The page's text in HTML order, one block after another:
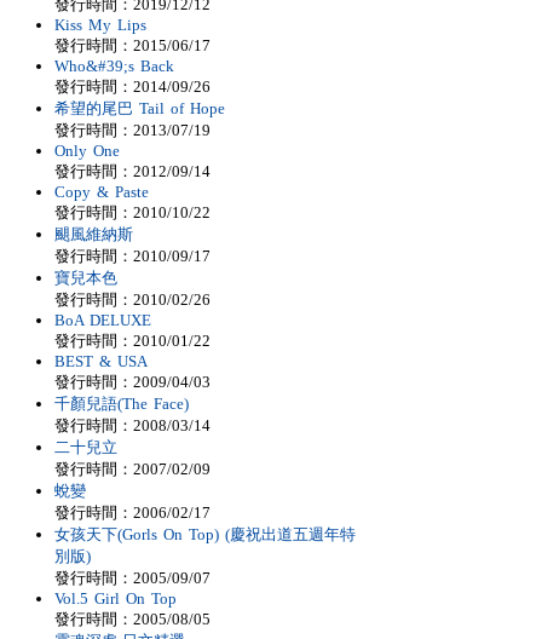
發行時間：2019/12/12
Kiss My Lips
發行時間：2015/06/17
Who&#39;s Back
發行時間：2014/09/26
希望的尾巴 Tail of Hope
發行時間：2013/07/19
Only One
發行時間：2012/09/14
Copy & Paste
發行時間：2010/10/22
颶風維納斯
發行時間：2010/09/17
寶兒本色
發行時間：2010/02/26
BoA DELUXE
發行時間：2010/01/22
BEST & USA
發行時間：2009/04/03
千顏兒語(The Face)
發行時間：2008/03/14
二十兒立
發行時間：2007/02/09
蛻變
發行時間：2006/02/17
女孩天下(Gorls On Top) (慶祝出道五週年特
別版)
發行時間：2005/09/07
Vol.5 Girl On Top
發行時間：2005/08/05